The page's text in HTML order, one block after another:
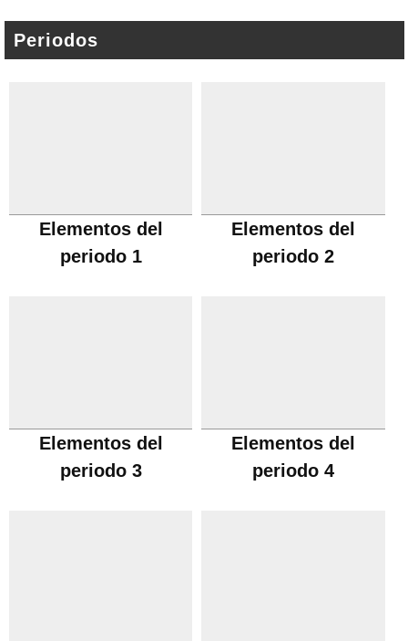
Periodos
Elementos del
periodo 1
Elementos del
periodo 2
Elementos del
periodo 3
Elementos del
periodo 4